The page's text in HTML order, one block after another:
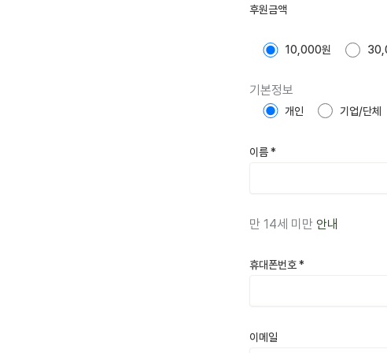
후원금액
10,000원
기본정보
개인 기업/단체
이름*
만 14세 미만 안내
휴대폰번호*
이메일